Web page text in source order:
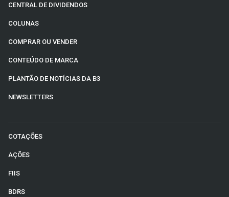
CENTRAL DE DIVIDENDOS
COLUNAS
COMPRAR OU VENDER
CONTEÚDO DE MARCA
PLANTÃO DE NOTÍCIAS DA B3
NEWSLETTERS
COTAÇÕES
AÇÕES
FIIS
BDRS